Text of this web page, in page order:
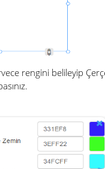
rengini belileyip